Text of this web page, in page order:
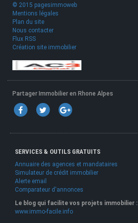
© 2015 pagesimmoweb
Mentions légales
Plan du site
Nous contacter
Flux RSS
Création site immobilier
Partager Immobilier en Rhone Alpes
SERVICES & OUTILS GRATUITS
Annuaire des agences et mandataires
Simulateur de crédit immobilier
Alerte email
Comparateur d'annonces
Le blog qui facilite vos projets immobilier :
www.immo-facile.info